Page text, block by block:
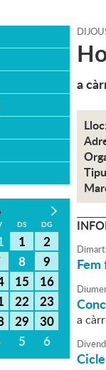
DS DG
1
2
8
9
15
16
22
23
29
30
5 6
a
Lloc:
Fem
a